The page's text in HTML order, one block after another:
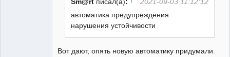
автоматика предупреждения
нарушения устойчивости
Вот дают, опять новую автоматику придумали.